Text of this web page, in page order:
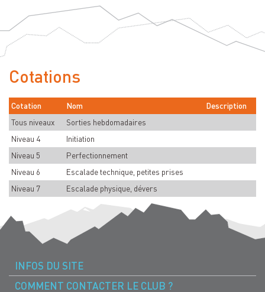
Cotations
Cotation Nom Description
Tous niveaux
Sorties hebdomadaires
Niveau 4
Initiation
Niveau 5
Perfectionnement
Niveau 6
Escalade technique, petites prises
Niveau 7
Escalade physique, dévers
INFOS DU SITE
COMMENT CONTACTER LE CLUB ?